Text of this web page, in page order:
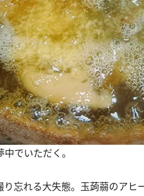
でいただく。
忘れる大失態。玉蒟蒻のア